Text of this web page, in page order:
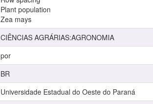
Plant population
Zea mays
CIÊNCIAS AGRÁRIAS:AGRONOMIA
por
BR
Universidade Estadual do Oeste do Paraná